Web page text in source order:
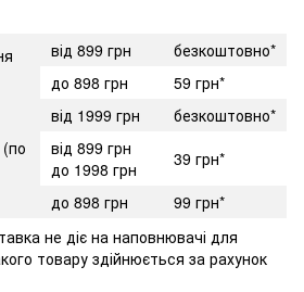
від 899 грн
безкоштовно*
до 898 грн
59 грн*
від 1999 грн
безкоштовно*
від 899 грн
до 1998 грн
39 грн*
до 898 грн
99 грн*
не діє на наповнювачі для
товару здійнюється за рахунок